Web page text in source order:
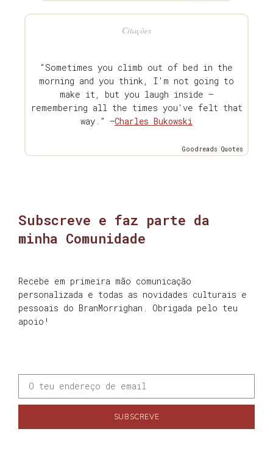
Citações
“Sometimes you climb out of bed in the
morning and you think, I'm not going to
make it, but you laugh inside —
remembering all the times you've felt that
way.” —Charles Bukowski
Goodreads Quotes
Subscreve e faz parte da
minha Comunidade
Recebe em primeira mão comunicação
personalizada e todas as novidades culturais e
pessoais do BranMorrighan. Obrigada pelo teu
apoio!
SUBSCREVE